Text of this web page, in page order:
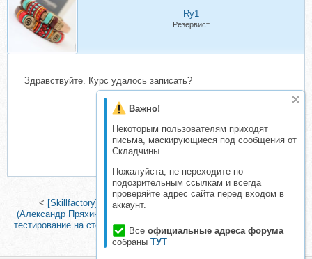
Важно!
Некоторым пользователям приходят
письма, маскирующиеся под сообщения от
Складчины.
Пожалуйста, не переходите по
подозрительным ссылкам и всегда
проверяйте адрес сайта перед входом в
аккаунт.
Все официальные адреса форума
собраны ТУТ
Ry1
Резервист
Здравствуйте. Курс удалось записать?
< [Skillfactory] Веб-разработчик с нуля. Тариф Базовый
(Александр Пряхин, Алексей Судничников)
тестирование на стероидах | Jmeter full pack (Александр Six-Skills)
>